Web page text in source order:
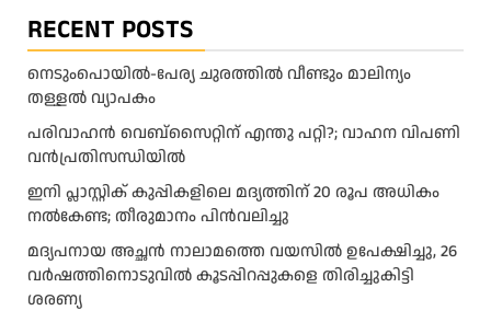
RECENT POSTS
നെടുംപൊയിൽ-പേര്യ ചുരത്തിൽ വീണ്ടും മാലിന്യം
തള്ളൽ വ്യാപകം
പരിവാഹൻ വെബ്സൈറ്റിന് എന്തു പറ്റി?; വാഹന വിപണി
വന്‍പ്രതിസന്ധിയിൽ
ഇനി പ്ലാസ്റ്റിക് കുപ്പികളിലെ മദ്യത്തിന് 20 രൂപ അധികം
നല്‍കേണ്ട; തീരുമാനം പിന്‍വലിച്ചു
മദ്യപനായ അച്ഛൻ നാലാമത്തെ വയസിൽ ഉപേക്ഷിച്ചു, 26
വർഷത്തിനൊടുവിൽ കൂടപ്പിറപ്പുകളെ തിരിച്ചുകിട്ടി
ശരണ്യ